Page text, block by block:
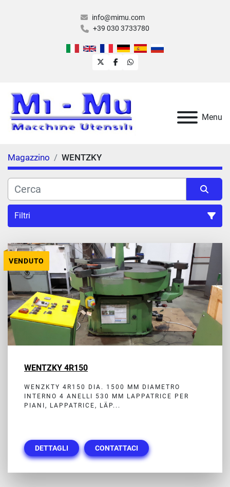
info@mimu.com
+39 030 3733780
twitterfacebookwhatsapp
Menu
Magazzino WENTZKY
Filtri
Tutte le categorie
Ordina per
VENDUTO
WENTZKY 4R150
WENZKTY 4R150 DIA. 1500 MM DIAMETRO
INTERNO 4 ANELLI 530 MM LAPPATRICE PER
PIANI, LAPPATRICE, LÄP...
DETTAGLI CONTATTACI